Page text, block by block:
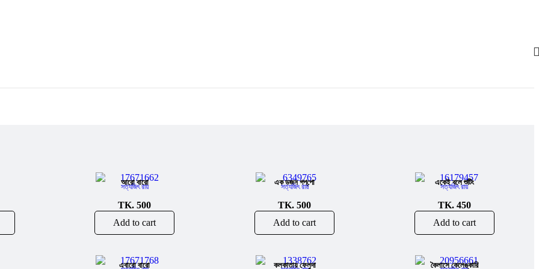
আরো বারো
সত্যজিৎ রায়
TK.500
Add to cart
এক ডজন গপ্‌পো
সত্যজিৎ রায়
TK.500
Add to cart
একেই বলে শুটিং
সত্যজিৎ রায়
TK. 450
Add to cart
এবারো বারো কলকাতায় ফেলুদা কৈলাসে কেলেঙ্কারি